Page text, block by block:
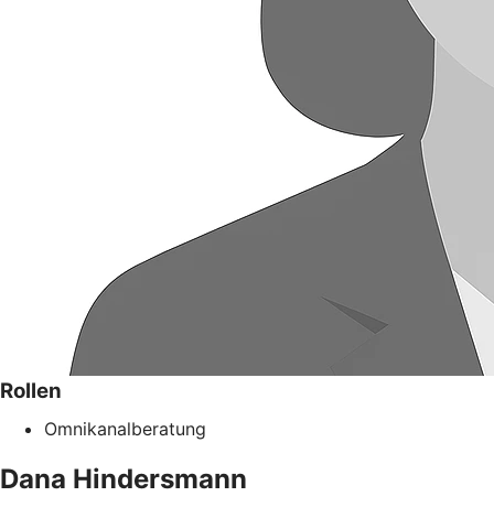
Rollen
Omnikanalberatung
Dana Hindersmann